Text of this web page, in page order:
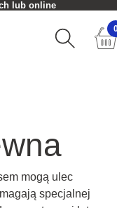
lub online
mogą ulec
specjalnej